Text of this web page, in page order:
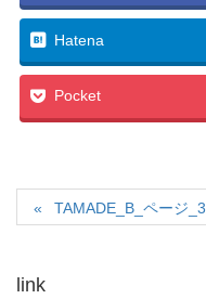
Hatena
Pocket
TAMADE_B_ページ_3
link